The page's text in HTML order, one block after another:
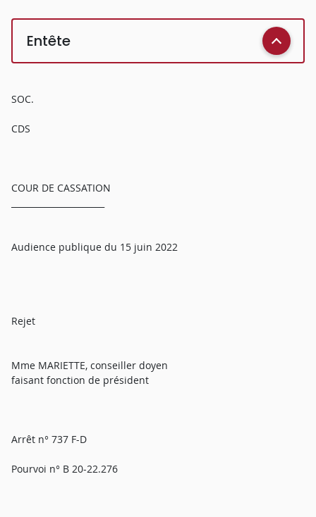
Entête
SOC.
CDS
COUR DE CASSATION
Audience publique du 15 juin 2022
Rejet
Mme MARIETTE, conseiller doyen
faisant fonction de président
Arrêt n° 737 F-D
Pourvoi n° B 20-22.276